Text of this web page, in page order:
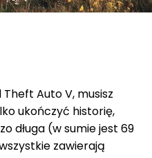
Auto V, musisz
ukończyć historię,
długa (w sumie jest 69
zawierają